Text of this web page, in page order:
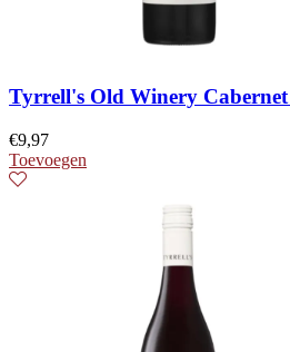
Tyrrell's Old Winery
€9,97
Toevoegen